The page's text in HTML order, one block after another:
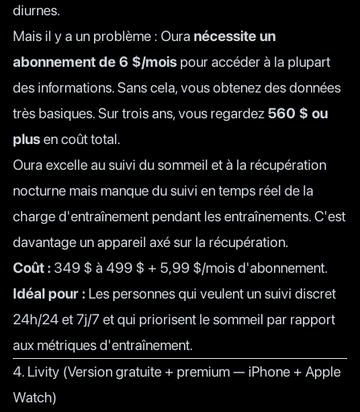
diurnes.
Mais il y a un problème : Oura nécessite un
abonnement de 6 $/mois pour accéder à la plupart
des informations. Sans cela, vous obtenez des données
très basiques. Sur trois ans, vous regardez 560 $ ou
plusen coût total.
Oura excelle au suivi du sommeil et à la récupération
nocturne mais manque du suivi en temps réel de la
charge d'entraînement pendant les entraînements. C'est
davantage un appareil axé sur la récupération.
Coût : 349 $ à 499 $ + 5,99 $/mois d'abonnement.
Idéal pour : Les personnes qui veulent un suivi discret
24h/24 et 7j/7 et qui priorisent le sommeil par rapport
aux métriques d'entraînement.
4. Livity (Version gratuite + premium — iPhone + Apple
Watch)